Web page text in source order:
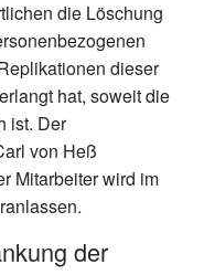
die Löschung
dieser
hat, soweit die
ist. Der
von Heß
Mitarbeiter wird im
der